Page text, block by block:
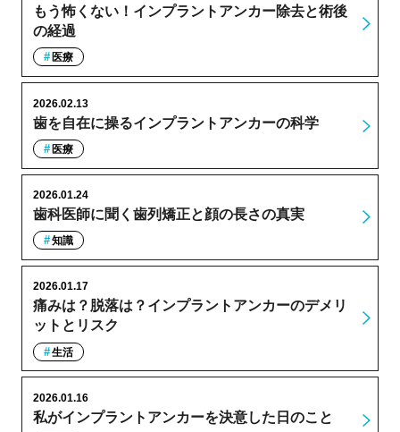
もう怖くない！インプラントアンカー除去と術後
の経過
医療
歯を自在に操るインプラントアンカーの科学
2026.02.13
医療
歯科医師に聞く歯列矯正と顔の長さの真実
2026.01.24
知識
痛みは？脱落は？インプラントアンカーのデメリ
ットとリスク
2026.01.17
生活
私がインプラントアンカーを決意した日のこと
2026.01.16